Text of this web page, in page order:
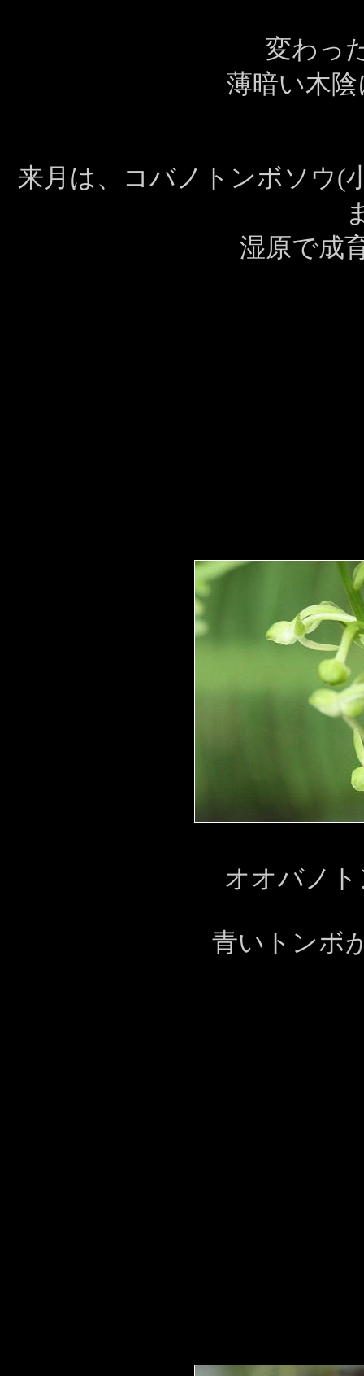
変わっ
薄暗い木
来月は、コバノトンボソウ(
湿原で成
オオバノ
青いトンボ